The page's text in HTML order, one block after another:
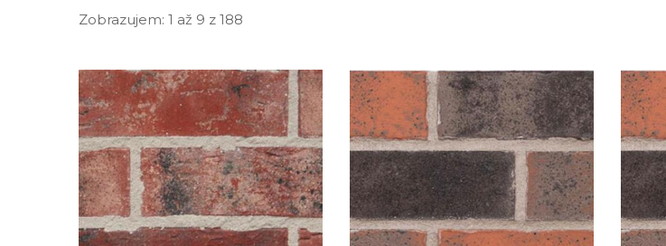
Zobrazujem: 1 až 9 z 188